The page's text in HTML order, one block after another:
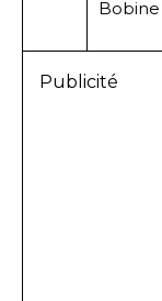
Bobine
Publicité